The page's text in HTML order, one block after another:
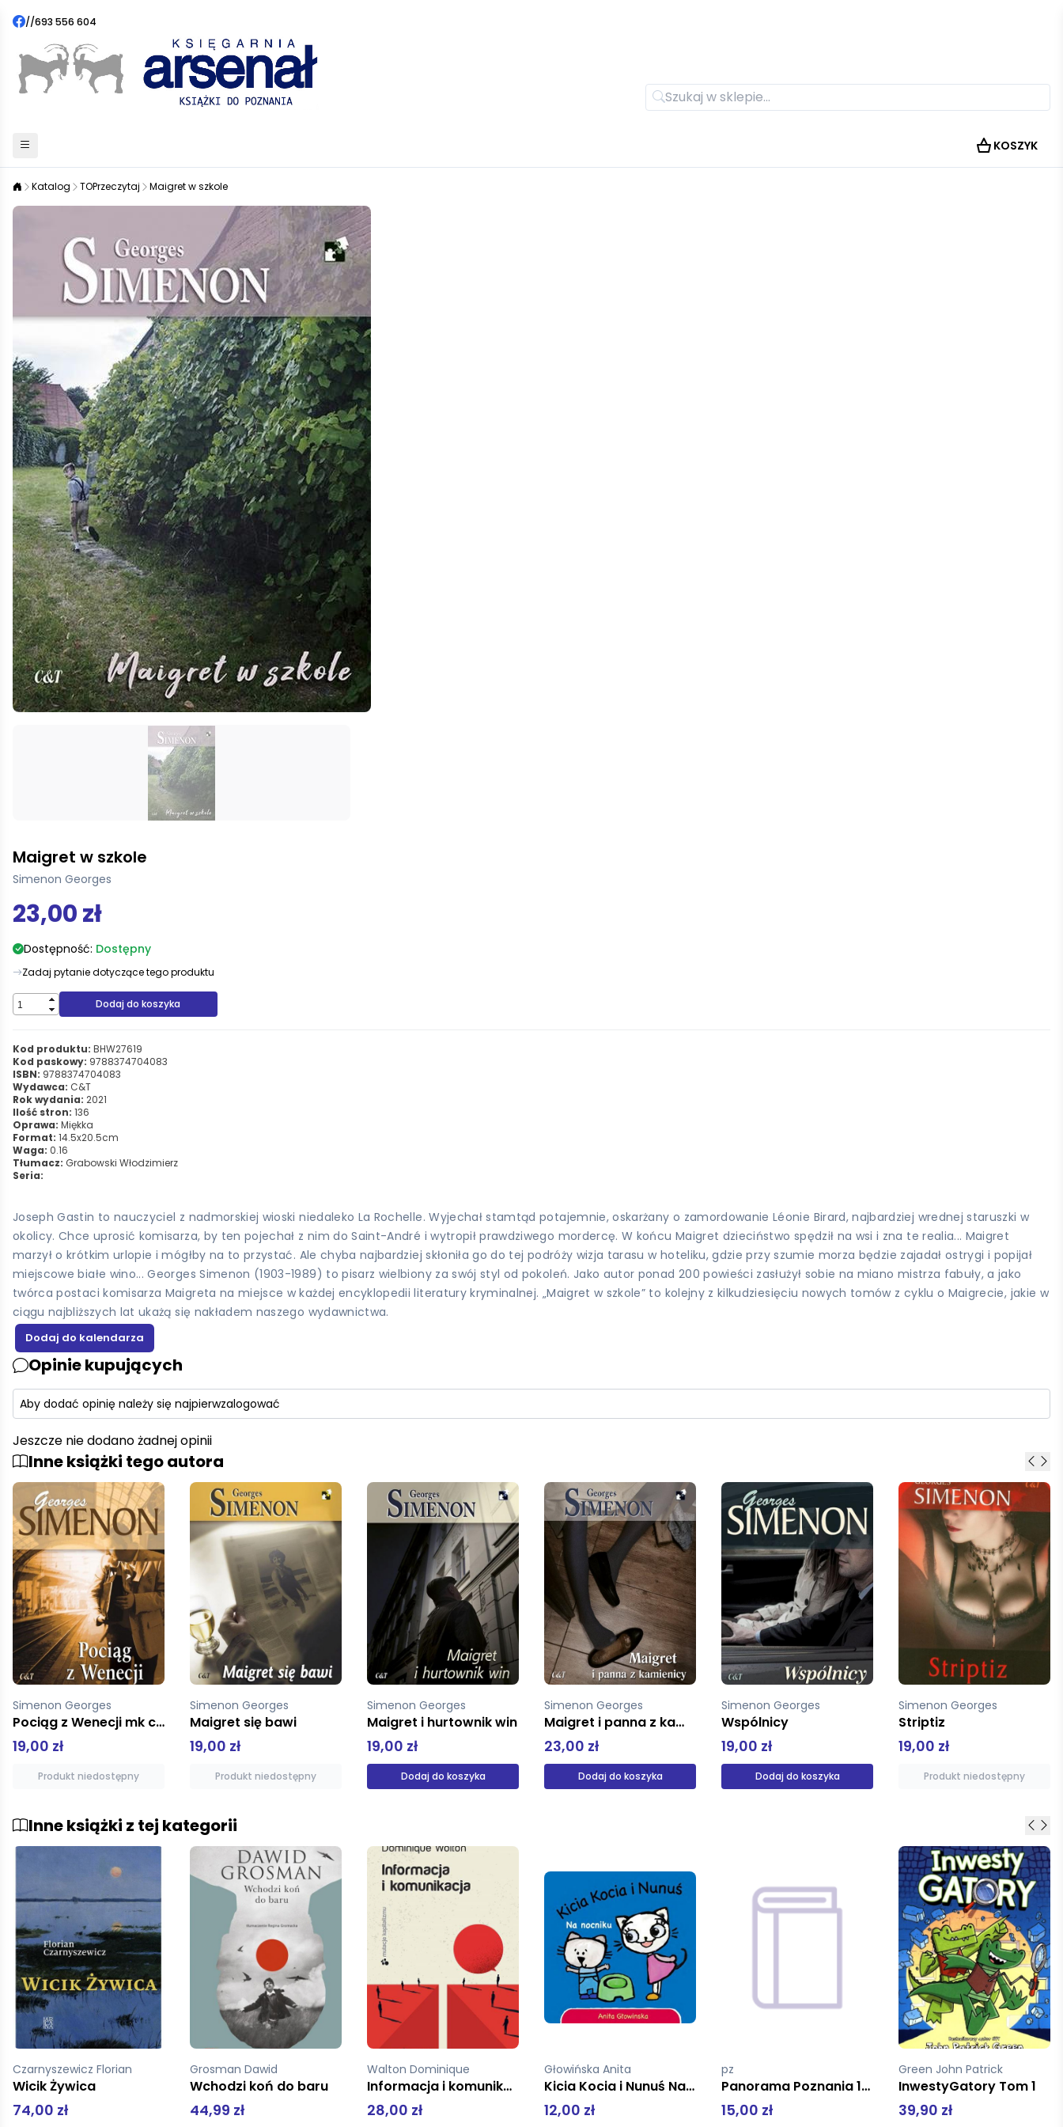
//693 556 604
KOSZYK
Katalog TOPrzeczytaj Maigret w szkole
Maigret w szkole
Simenon Georges
23,00 zł
Dostępność: Dostępny
Zadaj pytanie dotyczące tego produktu
Dodaj do koszyka
Kod produktu: BHW27619
Kod paskowy: 9788374704083
ISBN: 9788374704083
Wydawca: C&T
Rok wydania: 2021
Ilość stron: 136
Oprawa: Miękka
Format: 14.5x20.5cm
Waga: 0.16
Tłumacz: Grabowski Włodzimierz
Seria:
Joseph Gastin to nauczyciel z nadmorskiej wioski niedaleko La Rochelle. Wyjechał stamtąd potajemnie, oskarżany o zamordowanie Léonie Birard, najbardziej wrednej staruszki w
okolicy. Chce uprosić komisarza, by ten pojechał z nim do Saint-André i wytropił prawdziwego mordercę. W końcu Maigret dzieciństwo spędził na wsi i zna te realia... Maigret
marzył o krótkim urlopie i mógłby na to przystać. Ale chyba najbardziej skłoniła go do tej podróży wizja tarasu w hoteliku, gdzie przy szumie morza będzie zajadał ostrygi i popijał
miejscowe białe wino... Georges Simenon (1903-1989) to pisarz wielbiony za swój styl od pokoleń. Jako autor ponad 200 powieści zasłużył sobie na miano mistrza fabuły, a jako
twórca postaci komisarza Maigreta na miejsce w każdej encyklopedii literatury kryminalnej. „Maigret w szkole” to kolejny z kilkudziesięciu nowych tomów z cyklu o Maigrecie, jakie w
ciągu najbliższych lat ukażą się nakładem naszego wydawnictwa.
Opinie kupujących
Aby dodać opinię należy się najpierwzalogować
Jeszcze nie dodano żadnej opinii
Inne książki tego autora
Simenon Georges
Maigret się bawi
19,00 zł
Produkt niedostępny
Simenon Georges
Maigret i hurtownik win
19,00 zł
Dodaj do koszyka
Simenon Georges
Maigret i panna z kamienicy
23,00 zł
Dodaj do koszyka
Simenon Georges
Wspólnicy
19,00 zł
Dodaj do koszyka
Simenon Georges
Striptiz
19,00 zł
Produkt niedostępny
Simenon Georges
Morderca
19,00 zł
Dodaj do koszyka
Inne książki z tej kategorii
Grosman Dawid
Wchodzi koń do baru
44,99 zł
Walton Dominique
Informacja i komunikacja
28,00 zł
Głowińska Anita
Kicia Kocia i Nunuś Na nocniku
12,00 zł
pz
Panorama Poznania 1916 Stary Rynek 430x175 mm
15,00 zł
Green John Patrick
InwestyGatory Tom 1
39,90 zł
Wolk Lauren
34,90 zł